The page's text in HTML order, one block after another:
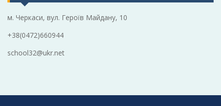
м. Черкаси, вул. Героїв Майдану, 10
+38(0472)660944
school32@ukr.net